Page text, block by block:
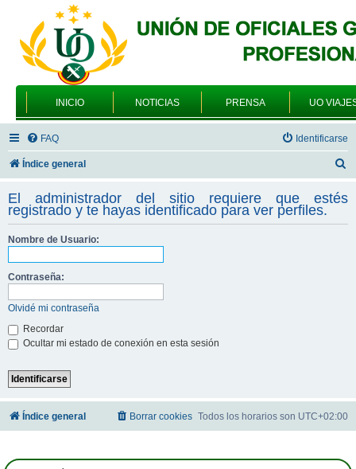
INICIO NOTICIAS PRENSA UO
FAQ Identificarse
Índice general
s
c
El administrador del sitio requiere que estés
registrado y te hayas identificado para ver perfiles.
Nombre de Usuario:
Contraseña:
Olvidé mi contraseña
Recordar
Ocultar mi estado de conexión en esta sesión
Índice general Todos los horarios son UTC+02:00
Borrar cookies